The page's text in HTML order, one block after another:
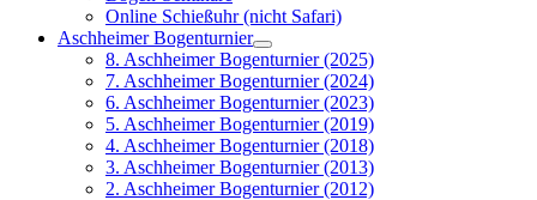
Online Schießuhr (nicht Safari)
Aschheimer Bogenturnier
8. Aschheimer Bogenturnier (2025)
7. Aschheimer Bogenturnier (2024)
6. Aschheimer Bogenturnier (2023)
5. Aschheimer Bogenturnier (2019)
4. Aschheimer Bogenturnier (2018)
3. Aschheimer Bogenturnier (2013)
2. Aschheimer Bogenturnier (2012)